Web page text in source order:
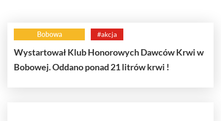
Bobowa #akcja
Wystartował Klub Honorowych Dawców Krwi w
Bobowej. Oddano ponad 21 litrów krwi !